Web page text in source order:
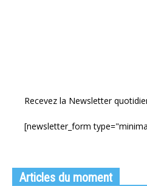
Recevez la Newsletter
[newsletter_form
Articles du moment